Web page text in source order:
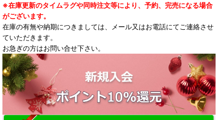
※在庫更新のタイムラグや同時注文等により、予約、完売になる場合
がございます。
在庫の有無や納期につきましては、メール又はお電話にてご連絡させ
ていただきます。
お急ぎの方はお問い合せ下さい。